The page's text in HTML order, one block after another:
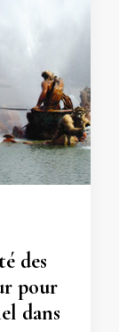
des
pour
dans